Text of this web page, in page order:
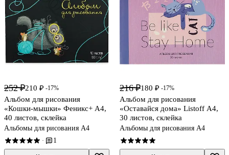
252 ₽210 ₽ -17%
Альбом для рисования
«Кошки-мышки» Феникс+ А4,
40 листов, склейка
Альбомы для рисования А4
· 1
216 ₽180 ₽ -17%
Альбом для рисования
«Оставайся дома» Listoff А4,
30 листов, склейка
Альбомы для рисования А4